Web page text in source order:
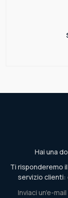
Hai una
Ti risponderemo
servizio clienti:
Inviaci un'e-